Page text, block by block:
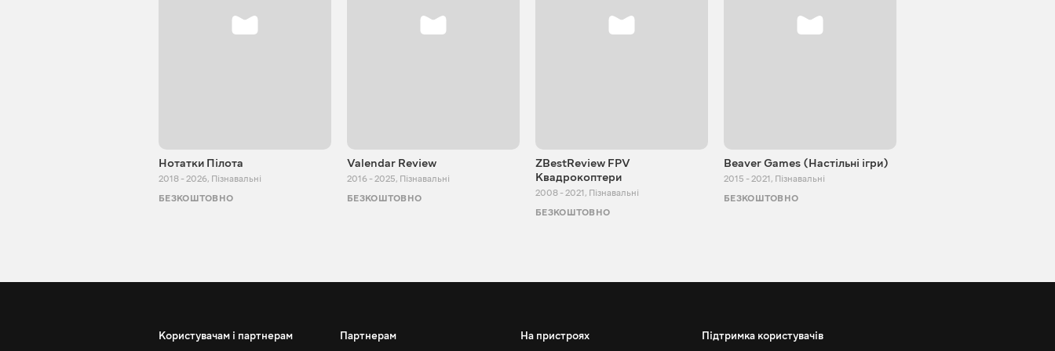
Нотатки Пілота
2018 - 2026, Пізнавальні
БЕЗКОШТОВНО
Valendar Review
2016 - 2025, Пізнавальні
БЕЗКОШТОВНО
ZBestReview FPV
Квадрокоптери
2008 - 2021, Пізнавальні
БЕЗКОШТОВНО
Beaver Games (Настільні ігри)
2015 - 2021, Пізнавальні
БЕЗКОШТОВНО
Користувачам і партнерам Партнерам На пристроях Підтримка користувачів